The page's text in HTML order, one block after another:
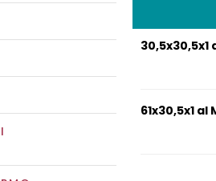
30,5x30,5x1
61x30,5x1 al